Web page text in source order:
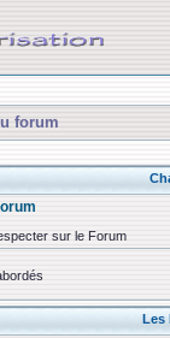
forum
sur le Forum
Les